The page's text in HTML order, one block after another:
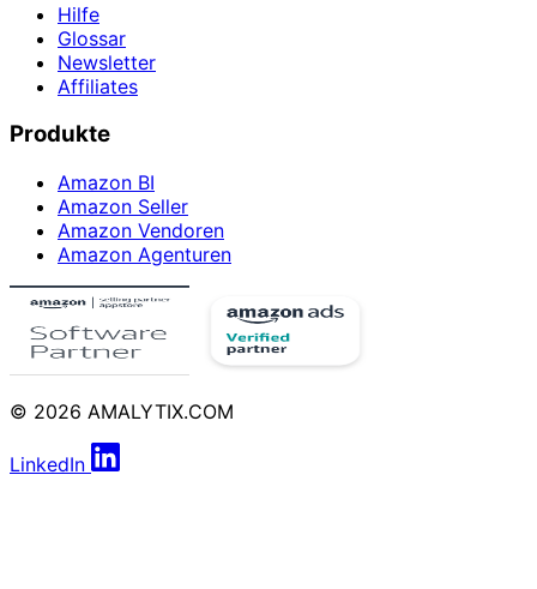
Hilfe
Glossar
Newsletter
Affiliates
Produkte
Amazon BI
Amazon Seller
Amazon Vendoren
Amazon Agenturen
© 2026 AMALYTIX.COM
LinkedIn